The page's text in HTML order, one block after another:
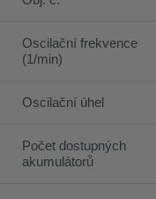
Oscilační frekvence
(1/min)
Oscilační úhel
Počet dostupných
akumulátorů